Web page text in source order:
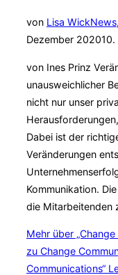
von Lisa WickNews,
Dezember 202010.
von Ines Prinz
unausweichlicher
nicht nur unser
Dabei ist der
Veränderungen
Kommunikation.
die Mitarbeitenden
Mehr über
zu Change
Communications“